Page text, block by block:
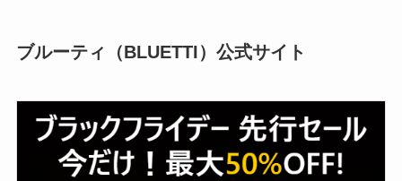
ブルーティ（BLUETTI）公式サイト